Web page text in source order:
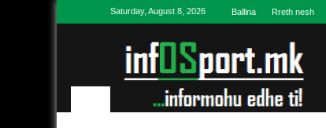
Skip to contentSaturday, August 8, 2026 Ballina Rreth nesh